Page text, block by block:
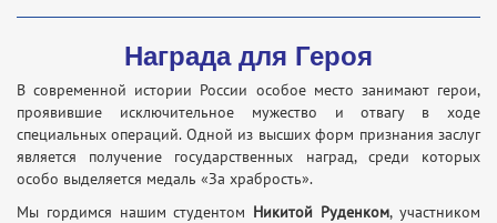
Награда для Героя
В современной истории России особое место занимают герои,
проявившие исключительное мужество и отвагу в ходе
специальных операций. Одной из высших форм признания заслуг
является получение государственных наград, среди которых
особо выделяется медаль «За храбрость».
Мы гордимся нашим студентом Никитой Руденком, участником